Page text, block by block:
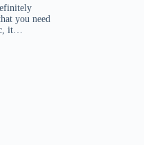
you need
it…